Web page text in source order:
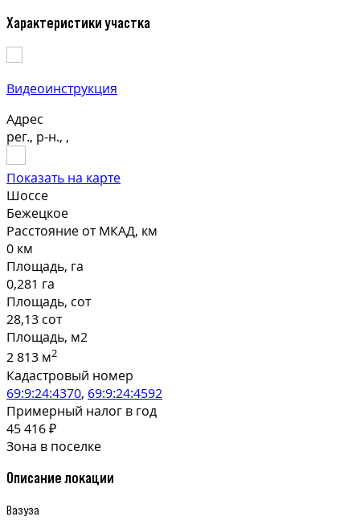
Характеристики участка
Видеоинструкция
Адрес
рег., р-н., ,
Показать на карте
Шоссе
Бежецкое
Расстояние от МКАД, км
0 км
Площадь, га
0,281 га
Площадь, сот
28,13 сот
Площадь, м2
2 813 м2
Кадастровый номер
69:9:24:4370, 69:9:24:4592
Примерный налог в год
45 416 ₽
Зона в поселке
Описание локации
Вазуза